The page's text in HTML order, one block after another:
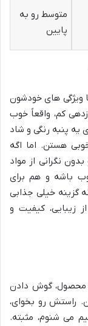
متوسط رو به
پایین
ویژگی های خودشون
کم، واقعاً خوب
پنبه رنگی و شاد
هستن. اما اگه
نگرانی از مواد
باشه و هم برای
گزینه خیلی جذابی
زیبایی، کیفیت و
محصول، گوش دادن
راستش رو بخوای،
می شنوم، مثبته.